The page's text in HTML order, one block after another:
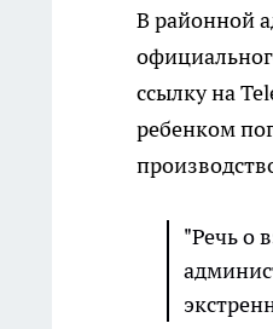
В районной
ссылку на
ребенком
"Речь о